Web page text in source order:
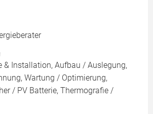
& Installation, Aufbau / Auslegung,
Wartung / Optimierung,
/ PV Batterie, Thermografie /